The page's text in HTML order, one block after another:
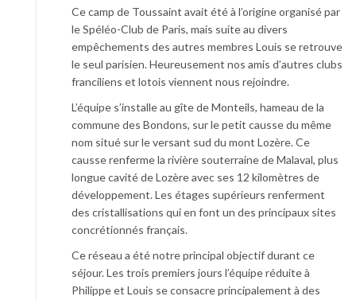
Ce camp de Toussaint avait été à l’origine organisé par
le Spéléo-Club de Paris, mais suite au divers
empêchements des autres membres Louis se retrouve
le seul parisien. Heureusement nos amis d’autres clubs
franciliens et lotois viennent nous rejoindre.
L’équipe s’installe au gîte de Monteils, hameau de la
commune des Bondons, sur le petit causse du même
nom situé sur le versant sud du mont Lozère. Ce
causse renferme la rivière souterraine de Malaval, plus
longue cavité de Lozère avec ses 12 kilomètres de
développement. Les étages supérieurs renferment
des cristallisations qui en font un des principaux sites
concrétionnés français.
Ce réseau a été notre principal objectif durant ce
séjour. Les trois premiers jours l’équipe réduite à
Philippe et Louis se consacre principalement à des